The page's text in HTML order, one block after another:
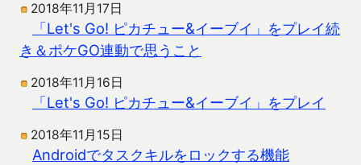
2018年11月17日
「Let's Go! ピカチュー&イーブイ」をプレイ続
き＆ポケGO連動で思うこと
2018年11月16日
「Let's Go! ピカチュー&イーブイ」をプレイ
2018年11月15日
Androidでタスクキルをロックする機能